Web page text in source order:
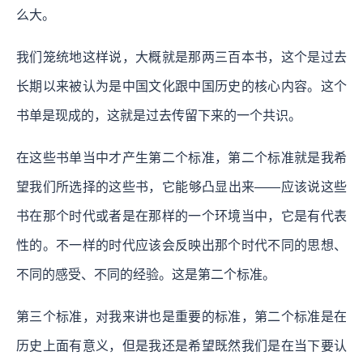
么大。
我们笼统地这样说，大概就是那两三百本书，这个是过去
长期以来被认为是中国文化跟中国历史的核心内容。这个
书单是现成的，这就是过去传留下来的一个共识。
在这些书单当中才产生第二个标准，第二个标准就是我希
望我们所选择的这些书，它能够凸显出来——应该说这些
书在那个时代或者是在那样的一个环境当中，它是有代表
性的。不一样的时代应该会反映出那个时代不同的思想、
不同的感受、不同的经验。这是第二个标准。
第三个标准，对我来讲也是重要的标准，第二个标准是在
历史上面有意义，但是我还是希望既然我们是在当下要认